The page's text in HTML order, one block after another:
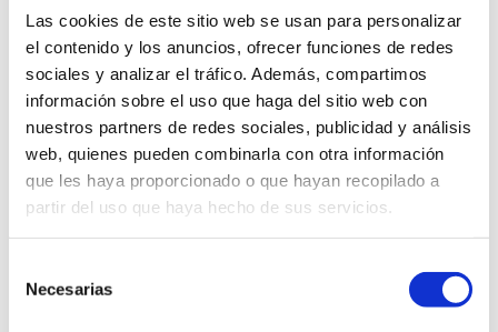
Las cookies de este sitio web se usan para personalizar
el contenido y los anuncios, ofrecer funciones de redes
sociales y analizar el tráfico. Además, compartimos
información sobre el uso que haga del sitio web con
nuestros partners de redes sociales, publicidad y análisis
web, quienes pueden combinarla con otra información
que les haya proporcionado o que hayan recopilado a
partir del uso que haya hecho de sus servicios.
Necesarias
cantidad suficiente de microorganismos para realizar
pruebas y análisis adicionales, como la identificación
de especies o la evaluación de la actividad metabólica.
La duración de la incubación depende del tipo de
microorganismo que se está cultivando, así como del
objetivo específico del análisis microbiológico.
microorganismos